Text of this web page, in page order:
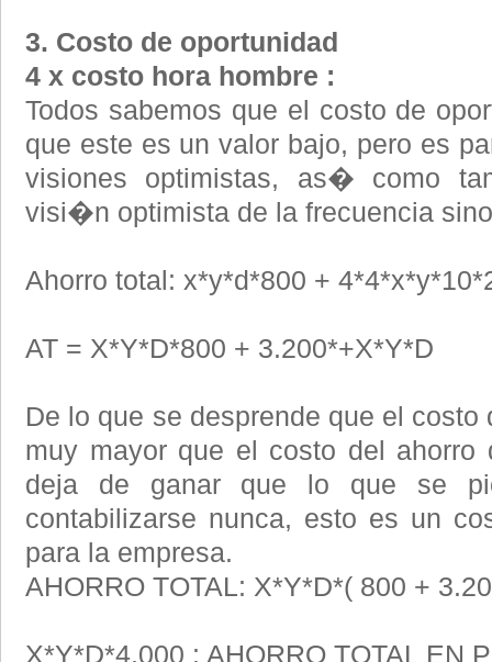
3. Costo de oportunidad
4 x costo hora hombre :
Todos sabemos que el costo de
que este es un valor bajo, pero es
visiones optimistas, as� como
visi�n optimista de la frecuencia
Ahorro total: x*y*d*800 +
AT = X*Y*D*800 + 3.200*+X*Y*D
De lo que se desprende que el
muy mayor que el costo del
deja de ganar que lo que se
contabilizarse nunca, esto es un
para la empresa.
AHORRO TOTAL: X*Y*D*( 800 +
X*Y*D*4.000 : AHORRO TOTAL EN